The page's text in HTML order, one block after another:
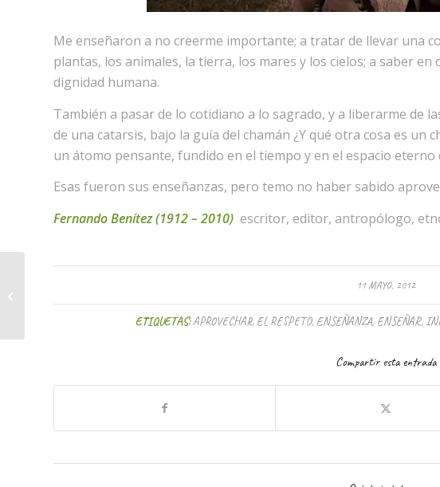
Me enseñaron a no creerme importante; a tratar de llevar una
plantas, los animales, la tierra, los mares y los cielos; a saber
dignidad humana.
También a pasar de lo cotidiano a lo sagrado, y a liberarme de
de una catarsis, bajo la guía del chamán ¿Y qué otra cosa es un
un átomo pensante, fundido en el tiempo y en el espacio eterno
Esas fueron sus enseñanzas, pero temo no haber sabido
Fernando Benítez (1912 – 2010) escritor, editor, antropólogo,
11 MAYO, 2012
ETIQUETAS: APROVECHAR, EL RESPETO, ENSEÑANZA, ENSEÑAR,
Compartir esta entrada